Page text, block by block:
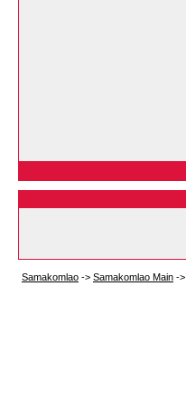
Samakomlao -> Samakomlao Main ->